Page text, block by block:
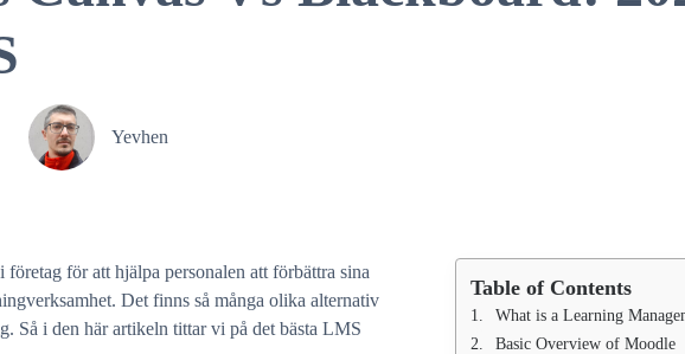
Yevhen
för att hjälpa personalen att förbättra sina
Det finns så många olika alternativ
Så i den här artikeln tittar vi på det bästa LMS
Table of Contents
What is a Learning
Basic Overview of Moodle